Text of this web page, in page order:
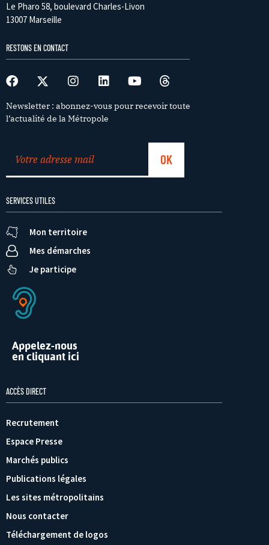
Le Pharo 58, boulevard Charles-Livon
13007 Marseille
RESTONS EN CONTACT
Newsletter : abonnez-vous pour recevoir toute
l’actualité de la Métropole
SERVICES UTILES
Mon territoire
Mes démarches
Je participe
Appelez-nous
en cliquant ici
ACCÈS DIRECT
Recrutement
Espace Presse
Marchés publics
Publications légales
Les sites métropolitains
Nous contacter
Téléchargement de logos